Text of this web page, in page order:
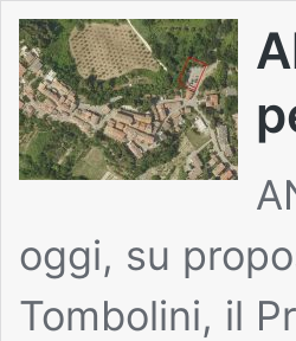
oggi, su
Tombolini, il